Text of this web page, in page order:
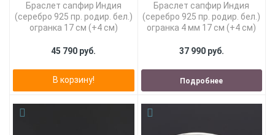
Браслет сапфир Индия
(серебро 925 пр. родир. бел.)
огранка 17 см (+4 см)
45 790 руб.
В корзину!
Браслет сапфир Индия
(серебро 925 пр. родир. бел.)
огранка 4 мм 17 см (+4 см)
37 990 руб.
Подробнее